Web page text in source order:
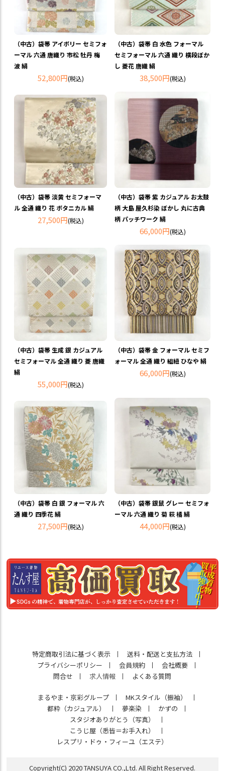
（中古）袋帯 アイボリー セミフォ
ーマル 六通 唐織り 市松 牡丹 梅
波 絹
52,800円(税込)
（中古）袋帯 白 水色 フォーマル
セミフォーマル 六通 織り 横段ぼか
し 菱花 唐織 絹
38,500円(税込)
（中古）袋帯 淡黄 セミフォーマ
ル 全通 織り 花 ボタニカル 絹
27,500円(税込)
（中古）袋帯 紫 カジュアル お太鼓
柄 大島 屋久杉染 ぼかし 丸に古典
柄 パッチワーク 絹
66,000円(税込)
（中古）袋帯 生成 銀 カジュアル
セミフォーマル 全通 織り 菱 唐織
絹
55,000円(税込)
（中古）袋帯 金 フォーマル セミフ
ォーマル 全通 織り 組紐 ひなや 絹
66,000円(税込)
（中古）袋帯 白 銀 フォーマル 六
通 織り 四季花 絹
27,500円(税込)
（中古）袋帯 銀鼠 グレー セミフォ
ーマル 六通 織り 菊 萩 橘 絹
44,000円(税込)
特定商取引法に基づく表示
送料・配送と支払方法
プライバシーポリシー
会員規約
会社概要
問合せ
求人情報 よくある質問
まるやま・京彩グループ
MKスタイル（振袖）
都粋（カジュアル）
夢楽染
かずの
スタジオありがとう（写真）
こうじ屋（悉皆＝お手入れ）
レスプリ・ドゥ・フィーユ（エステ）
Copyright(C) 2020 TANSUYA CO.,Ltd. All Right Reserved.